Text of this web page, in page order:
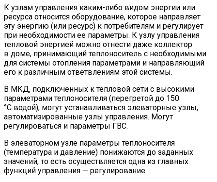
К узлам управления каким-либо видом энергии или
ресурса относится оборудование, которое направляет
эту энергию (или ресурс) к потребителям и регулирует
при необходимости ее параметры. К узлу управления
тепловой энергией можно отнести даже коллектор
в доме, принимающий теплоноситель с необходимыми
для системы отопления параметрами и направляющий
его к различным ответвлениям этой системы.
В МКД, подключенных к тепловой сети с высокими
параметрами теплоносителя (перегретой до 150
°С водой), могут устанавливаться элеваторные узлы,
автоматизированные узлы управления. Могут
регулироваться и параметры ГВС.
В элеваторном узле параметры теплоносителя
(температура и давление) понижаются до заданных
значений, то есть осуществляется одна из главных
функций управления — регулирование.